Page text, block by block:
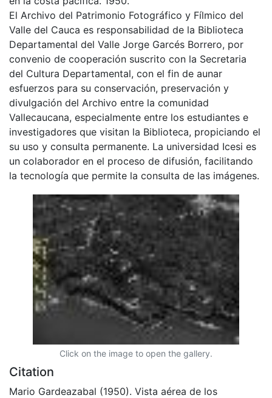
El Archivo del Patrimonio Fotográfico y Fílmico del
Valle del Cauca es responsabilidad de la Biblioteca
Departamental del Valle Jorge Garcés Borrero, por
convenio de cooperación suscrito con la Secretaria
del Cultura Departamental, con el fin de aunar
esfuerzos para su conservación, preservación y
divulgación del Archivo entre la comunidad
Vallecaucana, especialmente entre los estudiantes e
investigadores que visitan la Biblioteca, propiciando el
su uso y consulta permanente. La universidad Icesi es
un colaborador en el proceso de difusión, facilitando
la tecnología que permite la consulta de las imágenes.
Click on the image to open the gallery.
Citation
Mario Gardeazabal (1950). Vista aérea de los